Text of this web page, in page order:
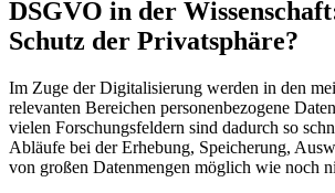
DSGVO in der
Schutz der Privatsphäre?
Im Zuge der Digitalisierung werden in den
relevanten Bereichen personenbezogene
vielen Forschungsfeldern sind dadurch so
Abläufe bei der Erhebung, Speicherung,
von großen Datenmengen möglich wie noch